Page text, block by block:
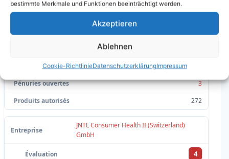
bestimmte Merkmale und Funktionen beeinträchtigt werden.
Akzeptieren
Ablehnen
Cookie-RichtlinieDatenschutzerklärungImpressum
3
272
JNTL Consumer Health II (Switzerland)
GmbH
4